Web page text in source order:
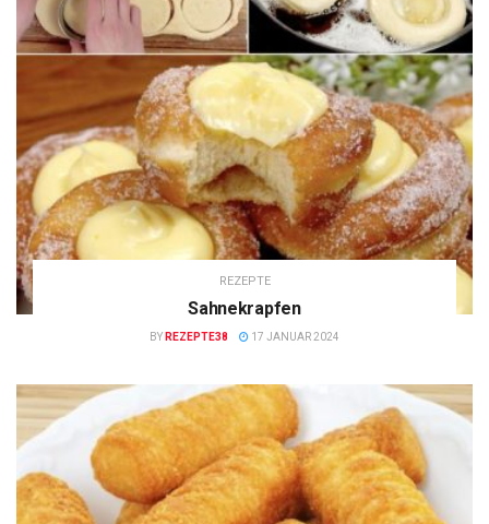
REZEPTE
Sahnekrapfen
BY REZEPTE38 17 JANUAR 2024